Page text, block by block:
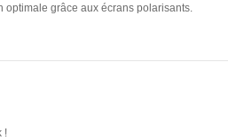
optimale grâce aux écrans polarisants.
!